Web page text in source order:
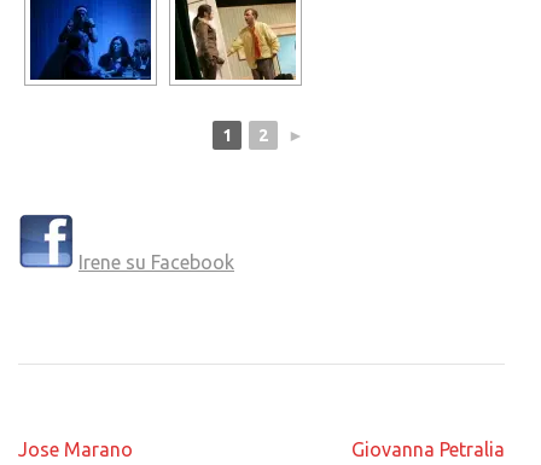
1 2 ►
Irene su Facebook
Navigazione
Jose Marano Giovanna Petralia